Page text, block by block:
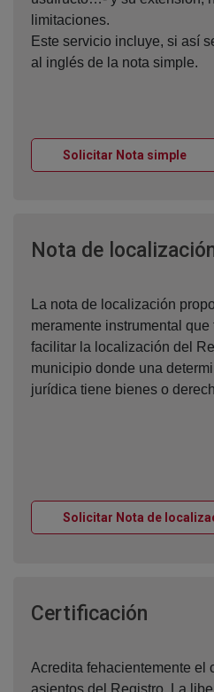
limitaciones.
Este servicio incluye, si así
al inglés de la nota simple.
Solicitar Nota simple
Nota de
La nota de localización
meramente instrumental
facilitar la localización del
municipio donde una
jurídica tiene bienes o
Solicitar Nota de
Certificación
Acredita fehacientemente el